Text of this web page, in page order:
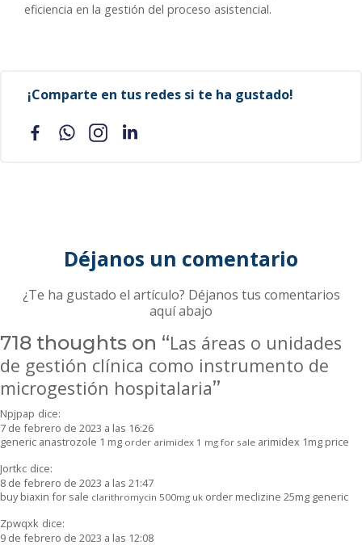
eficiencia en la gestión del proceso asistencial.
¡Comparte en tus redes si te ha gustado!
Déjanos un comentario
¿Te ha gustado el artículo? Déjanos tus comentarios
aquí abajo
718 thoughts on “Las áreas o unidades
de gestión clínica como instrumento de
microgestión hospitalaria”
Npjpap dice:
7 de febrero de 2023 a las 16:26
generic anastrozole 1 mg order arimidex 1 mg for sale arimidex 1mg price
Jortkc dice:
8 de febrero de 2023 a las 21:47
buy biaxin for sale clarithromycin 500mg uk order meclizine 25mg generic
Zpwqxk dice:
9 de febrero de 2023 a las 12:08